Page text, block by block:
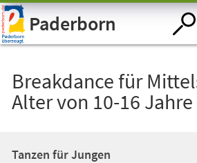
Visuelle
Assistenzsoftware
öffnen.Paderborn
Breakdance für
Alter von 10-16 Jahre
Tanzen für Jungen